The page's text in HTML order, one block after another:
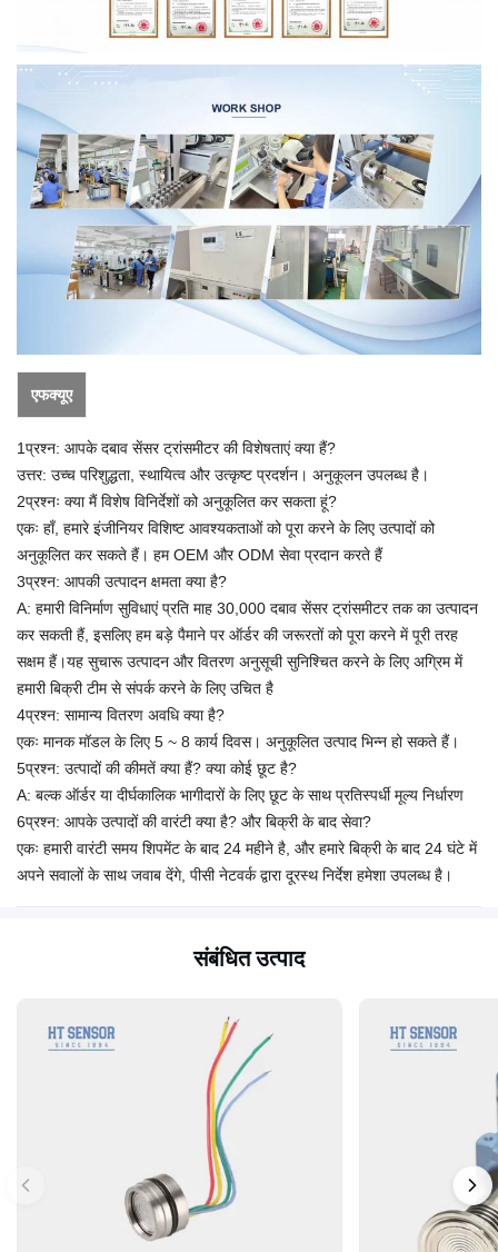
एफक्यूए
1प्रश्न: आपके दबाव सेंसर ट्रांसमीटर की विशेषताएं क्या हैं?
उत्तर: उच्च परिशुद्धता, स्थायित्व और उत्कृष्ट प्रदर्शन। अनुकूलन उपलब्ध है।
2प्रश्नः क्या मैं विशेष विनिर्देशों को अनुकूलित कर सकता हूं?
एकः हाँ, हमारे इंजीनियर विशिष्ट आवश्यकताओं को पूरा करने के लिए उत्पादों को
अनुकूलित कर सकते हैं। हम OEM और ODM सेवा प्रदान करते हैं
3प्रश्न: आपकी उत्पादन क्षमता क्या है?
A: हमारी विनिर्माण सुविधाएं प्रति माह 30,000 दबाव सेंसर ट्रांसमीटर तक का उत्पादन
कर सकती हैं, इसलिए हम बड़े पैमाने पर ऑर्डर की जरूरतों को पूरा करने में पूरी तरह
सक्षम हैं।यह सुचारू उत्पादन और वितरण अनुसूची सुनिश्चित करने के लिए अग्रिम में
हमारी बिक्री टीम से संपर्क करने के लिए उचित है
4प्रश्न: सामान्य वितरण अवधि क्या है?
एकः मानक मॉडल के लिए 5 ~ 8 कार्य दिवस। अनुकूलित उत्पाद भिन्न हो सकते हैं।
5प्रश्न: उत्पादों की कीमतें क्या हैं? क्या कोई छूट है?
A: बल्क ऑर्डर या दीर्घकालिक भागीदारों के लिए छूट के साथ प्रतिस्पर्धी मूल्य निर्धारण
6प्रश्न: आपके उत्पादों की वारंटी क्या है? और बिक्री के बाद सेवा?
एकः हमारी वारंटी समय शिपमेंट के बाद 24 महीने है, और हमारे बिक्री के बाद 24 घंटे में
अपने सवालों के साथ जवाब देंगे, पीसी नेटवर्क द्वारा दूरस्थ निर्देश हमेशा उपलब्ध है।
संबंधित उत्पाद